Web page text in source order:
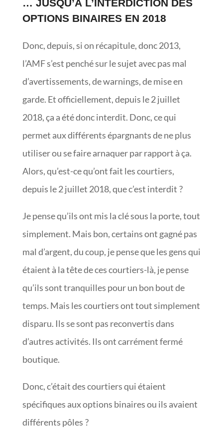
… JUSQU’À L’INTERDICTION DES
OPTIONS BINAIRES EN 2018
Donc, depuis, si on récapitule, donc 2013,
l’AMF s’est penché sur le sujet avec pas mal
d’avertissements, de warnings, de mise en
garde. Et officiellement, depuis le 2 juillet
2018, ça a été donc interdit. Donc, ce qui
permet aux différents épargnants de ne plus
utiliser ou se faire arnaquer par rapport à ça.
Alors, qu’est-ce qu’ont fait les courtiers,
depuis le 2 juillet 2018, que c’est interdit ?
Je pense qu’ils ont mis la clé sous la porte, tout
simplement. Mais bon, certains ont gagné pas
mal d’argent, du coup, je pense que les gens qui
étaient à la tête de ces courtiers-là, je pense
qu’ils sont tranquilles pour un bon bout de
temps. Mais les courtiers ont tout simplement
disparu. Ils se sont pas reconvertis dans
d’autres activités. Ils ont carrément fermé
boutique.
Donc, c’était des courtiers qui étaient
spécifiques aux options binaires ou ils avaient
différents pôles ?